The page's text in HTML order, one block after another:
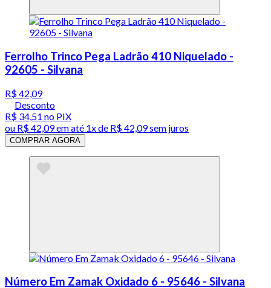
Ferrolho Trinco Pega Ladrão 410 Niquelado -
92605 - Silvana
R$ 42,09
Desconto
R$ 34,51 no PIX
ou R$ 42,09em até 1x de R$ 42,09sem juros
COMPRAR AGORA
Número Em Zamak Oxidado 6 - 95646 - Silvana